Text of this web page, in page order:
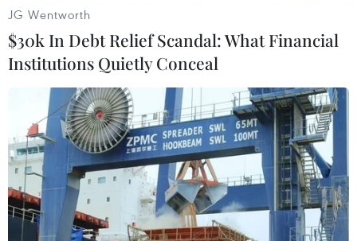
JG Wentworth
$30k In Debt Relief Scandal: What Financial
Institutions Quietly Conceal